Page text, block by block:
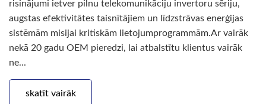
risinājumi ietver pilnu telekomunikāciju invertoru sēriju,
augstas efektivitātes taisnītājiem un līdzstrāvas enerģijas
sistēmām misijai kritiskām lietojumprogrammām.Ar vairāk
nekā 20 gadu OEM pieredzi, lai atbalstītu klientus vairāk
ne...
skatīt vairāk